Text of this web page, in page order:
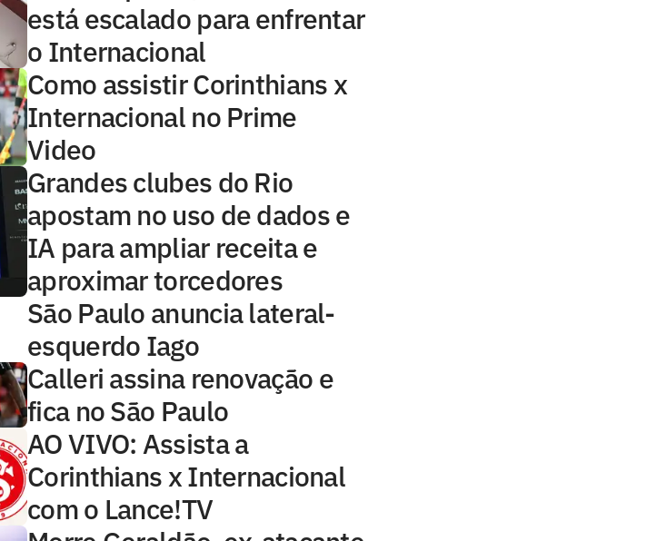
está escalado para enfrentar
o Internacional
Como assistir Corinthians x
Internacional no Prime
Video
Grandes clubes do Rio
apostam no uso de dados e
IA para ampliar receita e
aproximar torcedores
São Paulo anuncia lateral-
esquerdo Iago
Calleri assina renovação e
fica no São Paulo
AO VIVO: Assista a
Corinthians x Internacional
com o Lance!TV